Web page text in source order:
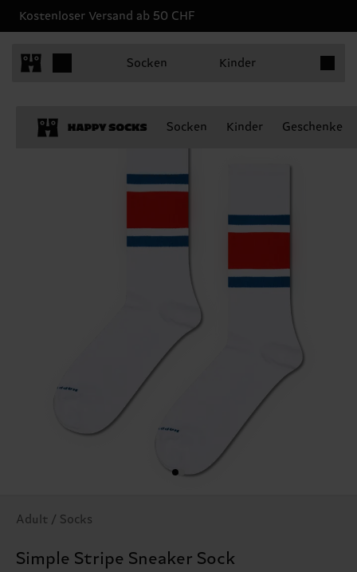
Kostenloser Versand ab 50 CHF
Socken Kinder
Socken Kinder Geschenke
Adult / Socks
Simple Stripe Sneaker Sock